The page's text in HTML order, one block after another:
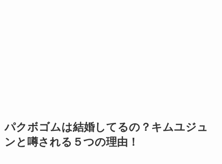
パクボゴムは結婚してるの？キムユジュ
ンと噂される５つの理由！